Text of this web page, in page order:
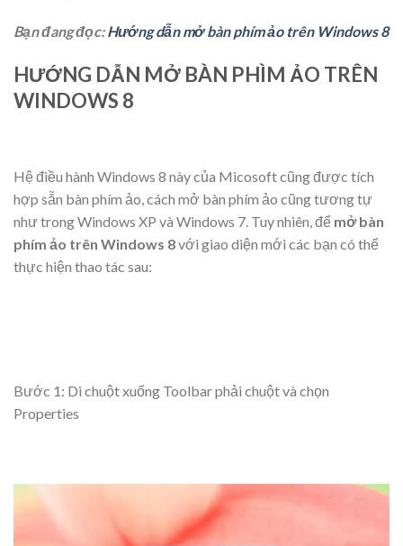
Bạn đang đọc:Hướng dẫn mở bàn phím ảo trên Windows 8
HƯỚNG DẪN MỞ BÀN PHÌM ẢO TRÊN
WINDOWS 8
Hệ điều hành Windows 8 này của Micosoft cũng được tích
hợp sẵn bàn phím ảo, cách mở bàn phím ảo cũng tương tự
như trong Windows XP và Windows 7. Tuy nhiên, để mở bàn
phím ảo trên Windows 8với giao diện mới các bạn có thể
thực hiện thao tác sau:
Bước 1: Di chuột xuống Toolbar phải chuột và chọn
Properties